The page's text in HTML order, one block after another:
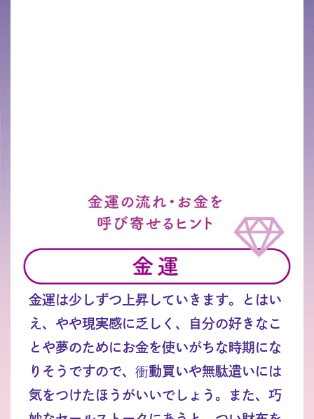
金運は少しずつ上昇していきます。とはい
え、やや現実感に乏しく、自分の好きなこ
とや夢のためにお金を使いがちな時期にな
りそうですので、衝動買いや無駄遣いには
気をつけたほうがいいでしょう。また、巧